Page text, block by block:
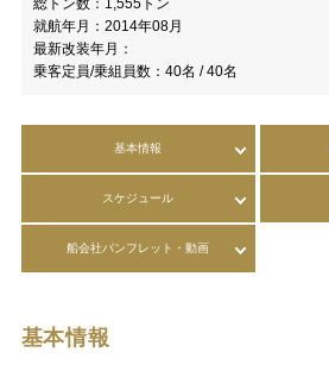
総トン数： 1,555トン
就航年月： 2014年08月
最新改装年月：
乗客定員/乗組員数： 40名 / 40名
基本情報
スケジュール
船会社パンフレット・動画
基本情報